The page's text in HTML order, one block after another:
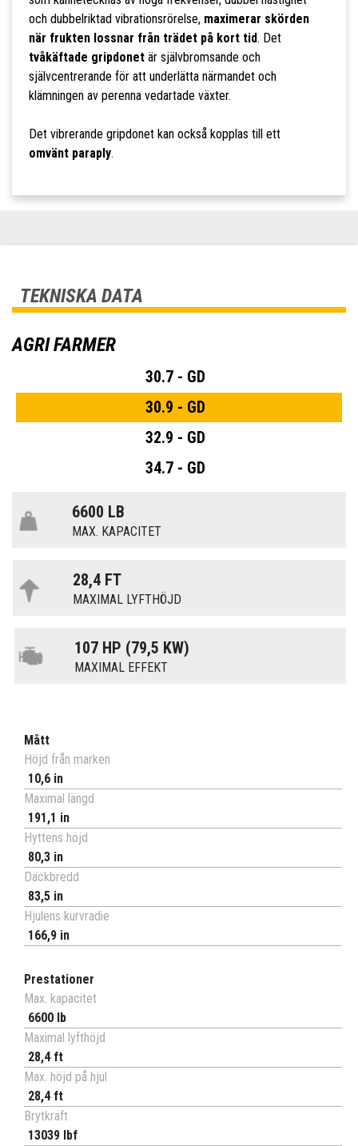
och dubbelriktad vibrationsrörelse, maximerar skörden
när frukten lossnar från trädet på kort tid. Det
tvåkäftade gripdonetär självbromsande och
självcentrerande för att underlätta närmandet och
klämningen av perenna vedartade växter.
Det vibrerande gripdonet kan också kopplas till ett
omvänt paraply.
TEKNISKA DATA
AGRI FARMER
30.7 - GD
30.9 - GD
32.9 - GD
34.7 - GD
6600 LB
MAX. KAPACITET
28,4 FT
MAXIMAL LYFTHÖJD
107 HP (79,5 KW)
MAXIMAL EFFEKT
Mått
Höjd från marken
10,6 in
Maximal längd
191,1 in
Hyttens höjd
80,3 in
Däckbredd
83,5 in
Hjulens kurvradie
166,9 in
Prestationer
Max. kapacitet
6600 lb
Maximal lyfthöjd
28,4 ft
Max. höjd på hjul
28,4 ft
Brytkraft
13039 lbf